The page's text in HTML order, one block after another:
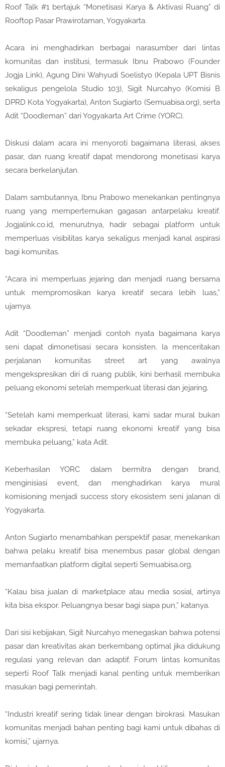
Roof Talk #1 bertajuk “Monetisasi Karya & Aktivasi Ruang” di
Rooftop Pasar Prawirotaman, Yogyakarta.
Acara ini menghadirkan berbagai narasumber dari lintas
komunitas dan institusi, termasuk Ibnu Prabowo (Founder
Jogja Link), Agung Dini Wahyudi Soelistyo (Kepala UPT Bisnis
sekaligus pengelola Studio 103), Sigit Nurcahyo (Komisi B
DPRD Kota Yogyakarta), Anton Sugiarto (Semuabisa.org), serta
Adit “Doodleman” dari Yogyakarta Art Crime (YORC).
Diskusi dalam acara ini menyoroti bagaimana literasi, akses
pasar, dan ruang kreatif dapat mendorong monetisasi karya
secara berkelanjutan.
Dalam sambutannya, Ibnu Prabowo menekankan pentingnya
ruang yang mempertemukan gagasan antarpelaku kreatif.
Jogjalink.co.id, menurutnya, hadir sebagai platform untuk
memperluas visibilitas karya sekaligus menjadi kanal aspirasi
bagi komunitas.
“Acara ini memperluas jejaring dan menjadi ruang bersama
untuk mempromosikan karya kreatif secara lebih luas,”
ujarnya.
Adit “Doodleman” menjadi contoh nyata bagaimana karya
seni dapat dimonetisasi secara konsisten. Ia menceritakan
perjalanan komunitas street art yang awalnya
mengekspresikan diri di ruang publik, kini berhasil membuka
peluang ekonomi setelah memperkuat literasi dan jejaring.
“Setelah kami memperkuat literasi, kami sadar mural bukan
sekadar ekspresi, tetapi ruang ekonomi kreatif yang bisa
membuka peluang,” kata Adit.
Keberhasilan YORC dalam bermitra dengan brand,
menginisiasi event, dan menghadirkan karya mural
komisioning menjadi success story ekosistem seni jalanan di
Yogyakarta.
Anton Sugiarto menambahkan perspektif pasar, menekankan
bahwa pelaku kreatif bisa menembus pasar global dengan
memanfaatkan platform digital seperti Semuabisa.org.
“Kalau bisa jualan di marketplace atau media sosial, artinya
kita bisa ekspor. Peluangnya besar bagi siapa pun,” katanya.
Dari sisi kebijakan, Sigit Nurcahyo menegaskan bahwa potensi
pasar dan kreativitas akan berkembang optimal jika didukung
regulasi yang relevan dan adaptif. Forum lintas komunitas
seperti Roof Talk menjadi kanal penting untuk memberikan
masukan bagi pemerintah.
“Industri kreatif sering tidak linear dengan birokrasi. Masukan
komunitas menjadi bahan penting bagi kami untuk dibahas di
komisi,” ujarnya.